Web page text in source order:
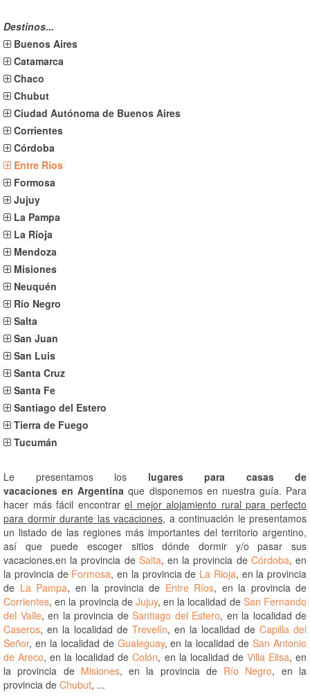
Destinos...
Buenos Aires
Catamarca
Chaco
Chubut
Ciudad Autónoma de Buenos Aires
Corrientes
Córdoba
Entre Ríos
Formosa
Jujuy
La Pampa
La Rioja
Mendoza
Misiones
Neuquén
Río Negro
Salta
San Juan
San Luis
Santa Cruz
Santa Fe
Santiago del Estero
Tierra de Fuego
Tucumán
Le presentamos los lugares para casas de
vacaciones en Argentina que disponemos en nuestra guía. Para
hacer más fácil encontrarel mejor alojamiento rural para perfecto
para dormir durante las vacaciones, a continuación le presentamos
un listado de las regiones más importantes del territorio argentino,
así que puede escoger sitios dónde dormir y/o pasar sus
vacaciones.en la provincia de Salta, en la provincia de Córdoba, en
la provincia de Formosa, en la provincia de La Rioja, en la provincia
de La Pampa, en la provincia de Entre Ríos, en la provincia de
Corrientes, en la provincia de Jujuy, en la localidad de San Fernando
del Valle, en la provincia de Santiago del Estero, en la localidad de
Caseros, en la localidad de Trevelín, en la localidad de Capilla del
Señor, en la localidad de Gualeguay, en la localidad deSan Antonio
de Areco, en la localidad deColón, en la localidad de Villa Elisa, en
la provincia de Misiones, en la provincia de Río Negro, en la
provincia de Chubut, ...